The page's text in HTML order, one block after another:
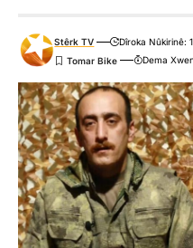
Stêrk TV
Dîroka Nûkirinê:
Dema